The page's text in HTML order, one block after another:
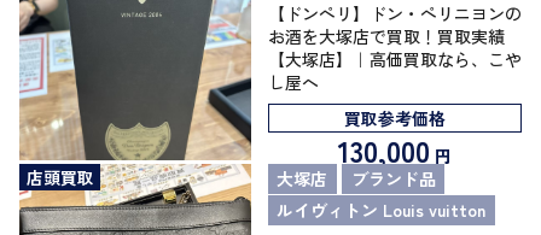
【ドンペリ】ドン・ペリニヨンの
お酒を大塚店で買取！買取実績
【大塚店】｜高価買取なら、こや
し屋へ
買取参考価格
130,000 円
店頭買取
大塚店
ブランド品
ルイヴィトン Louis vuitton